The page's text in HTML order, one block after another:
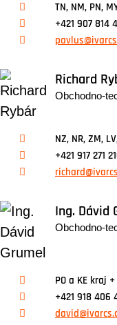
TN, NM, PN,
+421 907 814
Richard
Obchodno-
NZ, NR, ZM,
+421 917 271
Ing. Dávid
Obchodno-
PO a KE kraj +
+421 918 406